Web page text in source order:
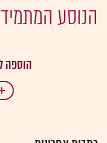
הנוסע המתמיד